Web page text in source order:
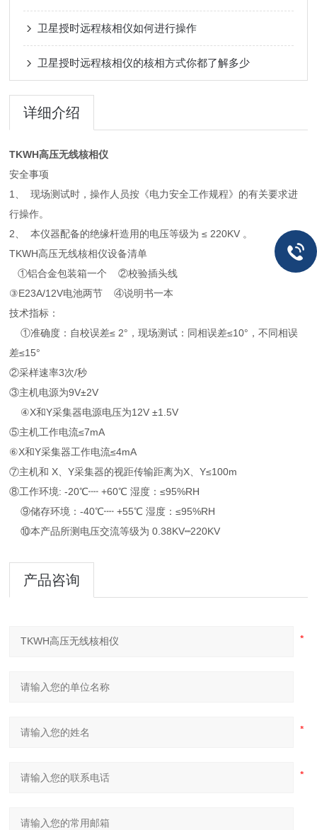
卫星授时远程核相仪如何进行操作
卫星授时远程核相仪的核相方式你都了解多少
详细介绍
TKWH高压无线核相仪
安全事项
1、 现场测试时，操作人员按《电力安全工作规程》的有关要求进
行操作。
2、 本仪器配备的绝缘杆造用的电压等级为 ≤ 220KV 。
TKWH高压无线核相仪设备清单
①铝合金包装箱一个 ②校验插头线
③E23A/12V电池两节 ④说明书一本
技术指标：
①准确度：自校误差≤ 2°，现场测试：同相误差≤10°，不同相误
差≤15°
②采样速率3次/秒
③主机电源为9V±2V
④X和Y采集器电源电压为12V ±1.5V
⑤主机工作电流≤7mA
⑥X和Y采集器工作电流≤4mA
⑦主机和 X、Y采集器的视距传输距离为X、Y≤100m
⑧工作环境: -20℃┉ +60℃ 湿度：≤95%RH
⑨储存环境：-40℃┉ +55℃ 湿度：≤95%RH
⑩本产品所测电压交流等级为 0.38KV┉220KV
产品咨询